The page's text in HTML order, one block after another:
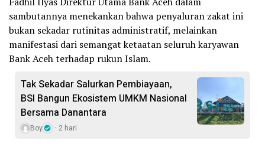
sambutannya menekankan bahwa penyaluran zakat ini
bukan sekadar rutinitas administratif, melainkan
manifestasi dari semangat ketaatan seluruh karyawan
Bank Aceh terhadap rukun Islam.
Tak Sekadar Salurkan Pembiayaan,
BSI Bangun Ekosistem UMKM Nasional
Bersama Danantara
Boy 2 hari